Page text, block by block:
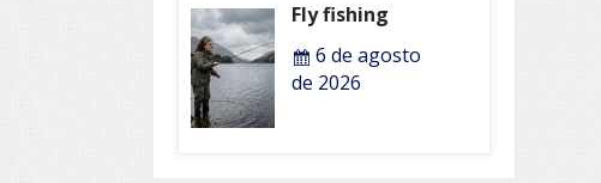
Fly fishing
6 de agosto
de 2026